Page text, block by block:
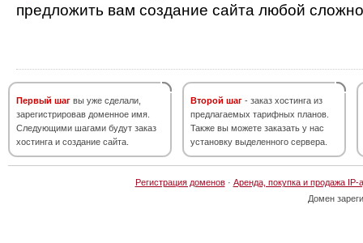
предложить вам создание сайта любой
Первый шаг вы уже сделали,
зарегистрировав доменное имя.
Следующими шагами будут заказ
хостинга и создание сайта.
Второй шаг - заказ хостинга из
предлагаемых тарифных планов.
Также вы можете заказать у нас
установку выделенного сервера.
Регистрация доменов· Аренда, покупка и продажа IP-
Домен